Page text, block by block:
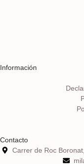
Información
Contacto
Carrer de Roc